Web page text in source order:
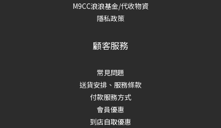
M9CC浪浪基金/代收物資
隱私政策
顧客服務
常見問題
送貨安排、服務條款
付款服務方式
會員優惠
到店自取優惠